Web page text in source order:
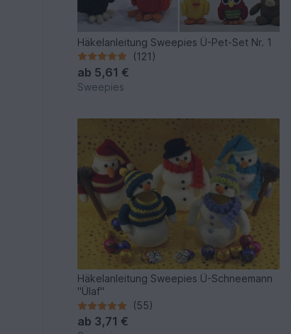
Häkelanleitung Sweepies Ü-Pet-Set Nr. 1
(121)
ab 5,61 €
Sweepies
Häkelanleitung Sweepies Ü-Schneemann
"Ülaf"
(55)
ab 3,71 €